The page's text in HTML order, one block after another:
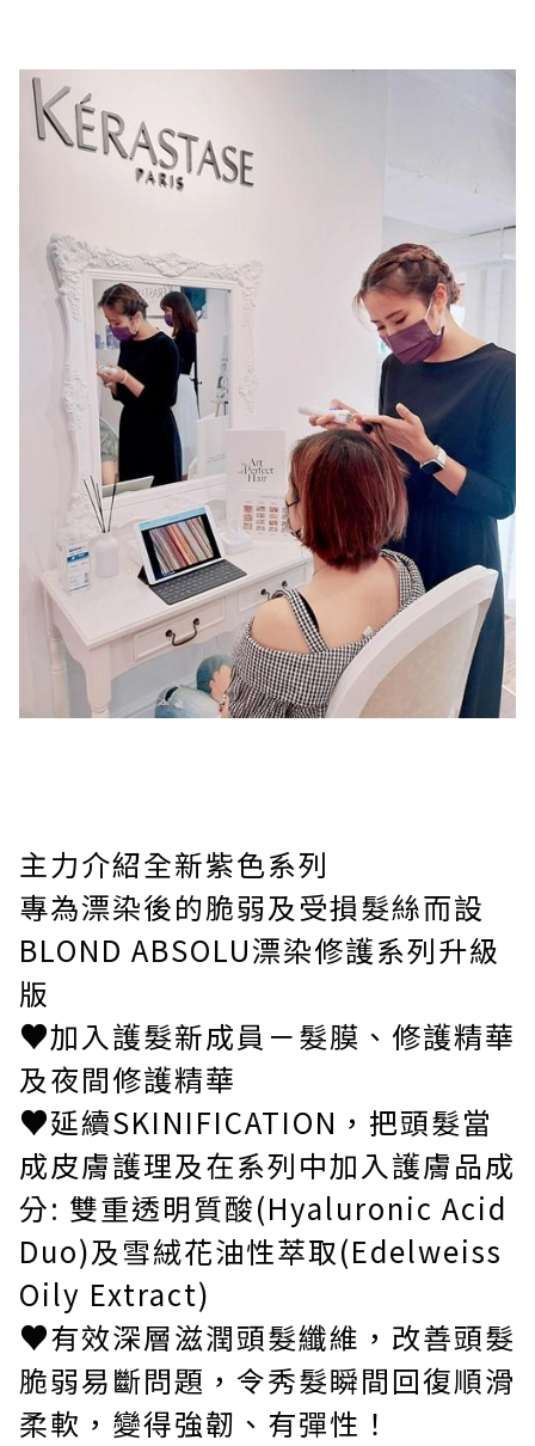
主力介紹全新紫色系列
專為漂染後的脆弱及受損髮絲而設
BLOND ABSOLU漂染修護系列升級
版
♥加入護髮新成員－髮膜、修護精華
及夜間修護精華
♥延續SKINIFICATION，把頭髮當
成皮膚護理及在系列中加入護膚品成
分: 雙重透明質酸(Hyaluronic Acid
Duo)及雪絨花油性萃取(Edelweiss
Oily Extract)
♥有效深層滋潤頭髮纖維，改善頭髮
脆弱易斷問題，令秀髮瞬間回復順滑
柔軟，變得強韌、有彈性！